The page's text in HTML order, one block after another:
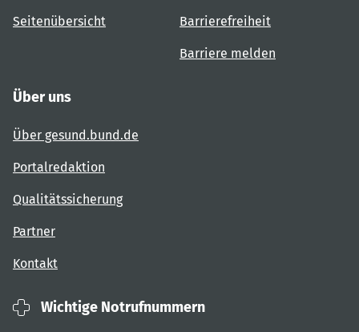
Seitenübersicht Barrierefreiheit
Barriere melden
Über uns
Über gesund.bund.de
Portalredaktion
Qualitätssicherung
Partner
Kontakt
Wichtige Notrufnummern